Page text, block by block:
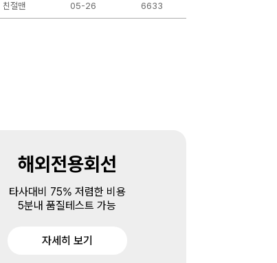
친절맨 05-26 6633
해외전용회선
타사대비 75% 저렴한 비용
5분내 품질테스트 가능
자세히 보기